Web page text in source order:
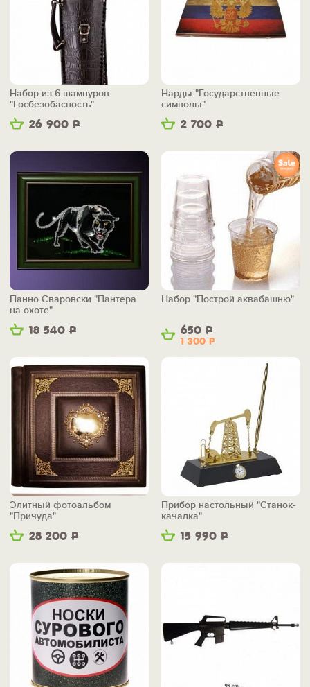
26 900 Р
Набор из 6 шампуров
"Госбезобасность"
2 700 Р
Нарды "Государственные
символы"
18 540 Р
Панно Сваровски "Пантера
на охоте"
650 Р
1 300Р
Набор "Построй аквабашню"
28 200 Р
Элитный фотоальбом
"Причуда"
15 990 Р
Прибор настольный "Станок-
качалка"